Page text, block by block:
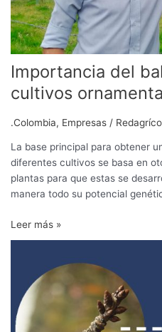
Importancia del
cultivos
.Colombia, Empresas /
La base principal para obtener
diferentes cultivos se basa en
plantas para que estas se
manera todo su potencial
Leer más »
huertos
para